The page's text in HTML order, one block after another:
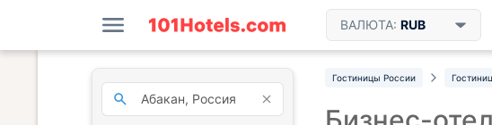
ВАЛЮТА: RUB
Гостиницы России